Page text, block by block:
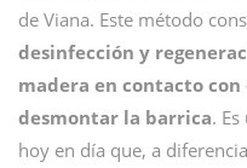
de Viana. Este método
desinfección y
madera en contacto
desmontar la barrica.
hoy en día que, a